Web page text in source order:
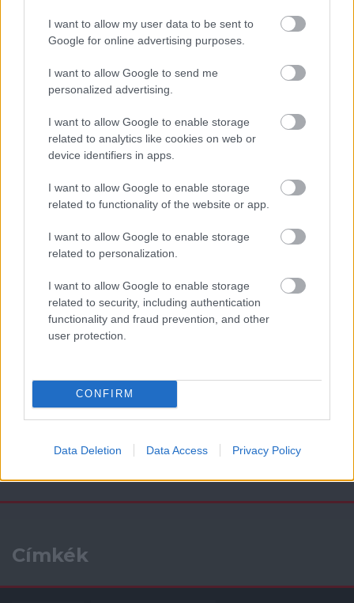
I want to allow my user data to be sent to
Google for online advertising purposes.
I want to allow Google to send me
personalized advertising.
I want to allow Google to enable storage
related to analytics like cookies on web or
device identifiers in apps.
I want to allow Google to enable storage
related to functionality of the website or app.
I want to allow Google to enable storage
related to personalization.
I want to allow Google to enable storage
related to security, including authentication
functionality and fraud prevention, and other
user protection.
CONFIRM
Data Deletion Data Access Privacy Policy
Manchester United
Felkészülési szezon 4. mérkőzés
2026-08-08 17:00
Leeds UnitedvsManchester United
AC MilanvsManchester United2026-08-15 18:00
Támogatás
Támogasd adományoddal
Címkék